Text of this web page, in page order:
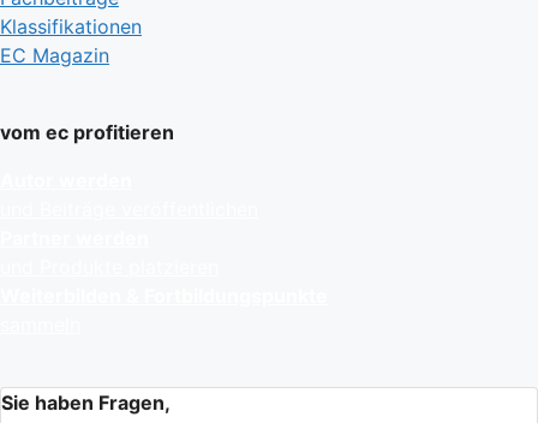
Klassifikationen
EC Magazin
vom ec profitieren
Sie haben Fragen,